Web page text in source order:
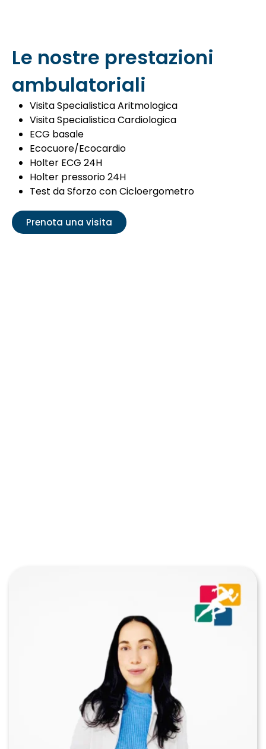
Le nostre prestazioni
ambulatoriali
Visita Specialistica Aritmologica
Visita Specialistica Cardiologica
ECG basale
Ecocuore/Ecocardio
Holter ECG 24H
Holter pressorio 24H
Test da Sforzo con Cicloergometro
Prenota una visita